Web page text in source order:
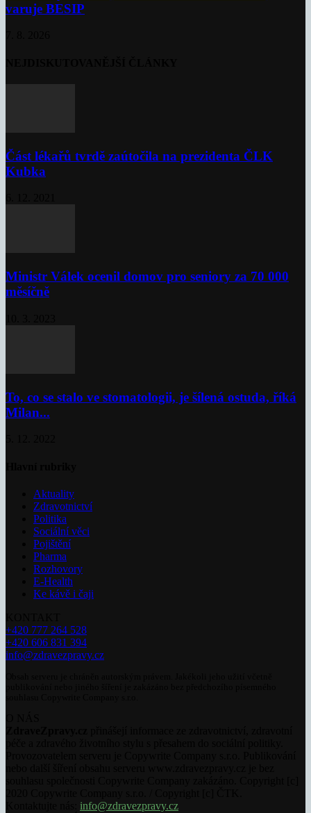
varuje BESIP
Část lékařů tvrdě zaútočila na prezidenta ČLK
Kubka
Ministr Válek ocenil domov pro seniory za 70 000
měsíčně
To, co se stalo ve stomatologii, je šílená ostuda, říká
Milan...
Aktuality
Zdravotnictví
Politika
Sociální věci
Pojištění
Pharma
Rozhovory
E-Health
Ke kávě i čaji
+420 777 264 528
+420 606 831 394
info@zdravezpravy.cz
info@zdravezpravy.cz